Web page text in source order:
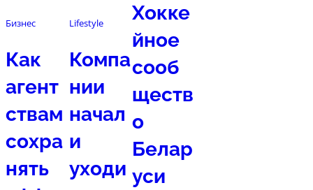
Бизнес
Как
агент
ствам
сохра
нять
Lifestyle
Компа
нии
начал
и
уходи
Хокке
йное
сооб
ществ
о
Белар
уси